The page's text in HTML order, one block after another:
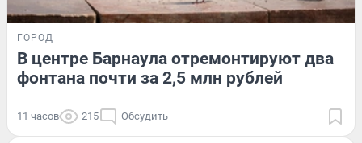
ГОРОД
В центре Барнаула отремонтируют два
фонтана почти за 2,5 млн рублей
11 часов 215 Обсудить